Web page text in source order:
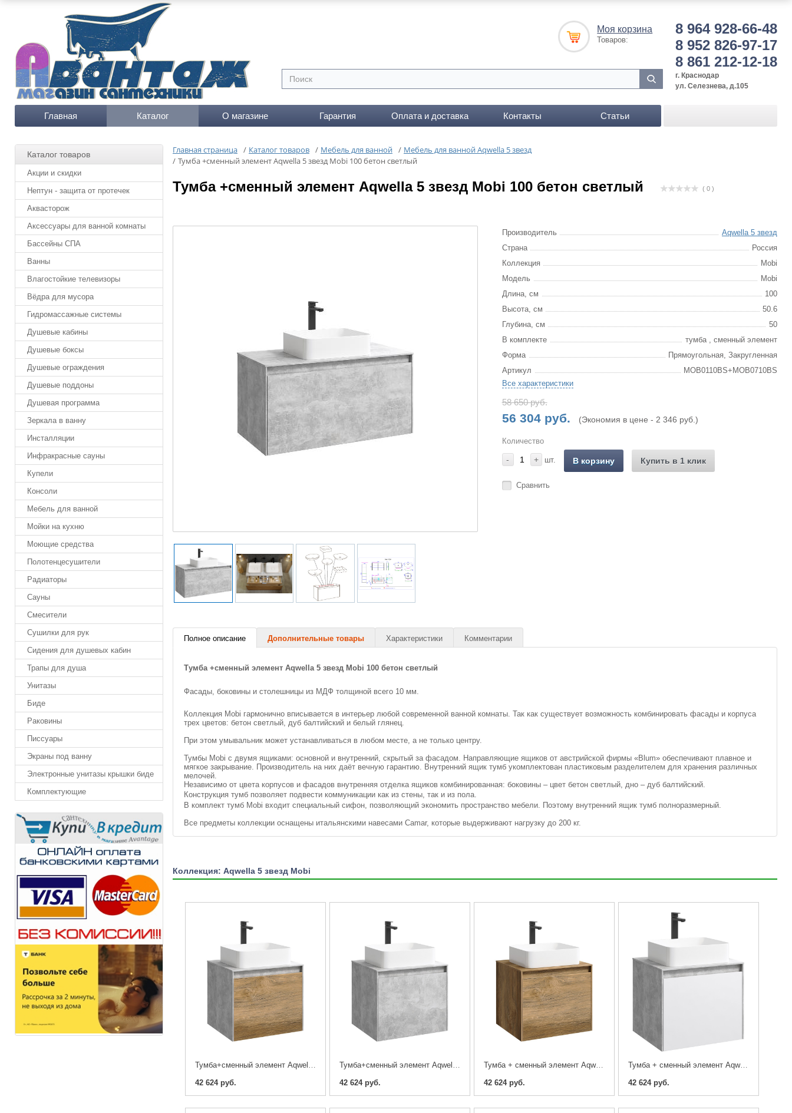
8 964 928-66-48
8 952 826-97-17
8 861 212-12-18
г. Краснодар
ул. Селезнева, д.105
Моя корзина
Товаров:
Главная Каталог О магазине Гарантия Оплата и доставка Контакты Статьи
Каталог товаров
Акции и скидки
Нептун - защита от протечек
Аквасторож
Аксессуары для ванной комнаты
Бассейны СПА
Ванны
Влагостойкие телевизоры
Вёдра для мусора
Гидромассажные системы
Душевые кабины
Душевые боксы
Душевые ограждения
Душевые поддоны
Душевая программа
Зеркала в ванну
Инсталляции
Инфракрасные сауны
Купели
Консоли
Мебель для ванной
Мойки на кухню
Моющие средства
Полотенцесушители
Радиаторы
Сауны
Смесители
Сушилки для рук
Сидения для душевых кабин
Трапы для душа
Унитазы
Биде
Раковины
Писсуары
Экраны под ванну
Электронные унитазы крышки биде
Комплектующие
Главная страница / Каталог товаров / Мебель для ванной / Мебель для ванной Aqwella 5 звезд
/ Тумба +сменный элемент Aqwella 5 звезд Mobi 100 бетон светлый
Тумба +сменный элемент Aqwella 5 звезд Mobi 100 бетон светлый ( 0 )
Производитель
Aqwella 5 звезд
Страна
Россия
Коллекция
Mobi
Модель
Mobi
Длина, см
100
Высота, см
50.6
Глубина, см
50
В комплекте
тумба , сменный элемент
Форма
Прямоугольная, Закругленная
Артикул
MOB0110BS+MOB0710BS
Все характеристики
58 650 руб.
56 304 руб. (Экономия в цене - 2 346 руб.)
Количество
- + шт. В корзину Купить в 1 клик
Сравнить
Полное описание Дополнительные товары Характеристики Комментарии
Тумба +сменный элемент Aqwella 5 звезд Mobi 100 бетон светлый
Фасады, боковины и столешницы из МДФ толщиной всего 10 мм.
Коллекция Mobi гармонично вписывается в интерьер любой современной ванной комнаты. Так как существует возможность комбинировать фасады и корпуса
трех цветов: бетон светлый, дуб балтийский и белый глянец.
При этом умывальник может устанавливаться в любом месте, а не только центру.
Тумбы Mobi c двумя ящиками: основной и внутренний, скрытый за фасадом. Направляющие ящиков от австрийской фирмы «Blum» обеспечивают плавное и
мягкое закрывание. Производитель на них даёт вечную гарантию. Внутренний ящик тумб укомплектован пластиковым разделителем для хранения различных
мелочей.
Независимо от цвета корпусов и фасадов внутренняя отделка ящиков комбинированная: боковины – цвет бетон светлый, дно – дуб балтийский.
Конструкция тумб позволяет подвести коммуникации как из стены, так и из пола.
В комплект тумб Mobi входит специальный сифон, позволяющий экономить пространство мебели. Поэтому внутренний ящик тумб полноразмерный.
Все предметы коллекции оснащены итальянскими навесами Camar, которые выдерживают нагрузку до 200 кг.
Коллекция: Aqwella 5 звезд Mobi
Тумба+cменный элемент Aqwella 5 звезд Mobi 60 бетон светлый, дуб балтийский
42 624 руб.
Тумба+сменный элемент Aqwella 5 звезд Mobi 60 бетон
42 624 руб.
Тумба + сменный элемент Aqwella 5 звезд Mobi 60 дуб балтийский
42 624 руб.
Тумба + сменный элемент Aqwella 5 звезд Mobi 60 белая,бетон светлый
42 624 руб.